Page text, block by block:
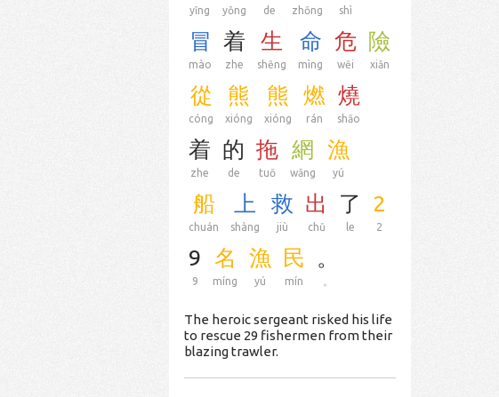
yīng yǒng de zhōng shì
冒
mào
着
zhe
生
shēng
命
mìng
危
wēi
險
xiǎn
從
cóng
熊
xióng
熊
xióng
燃
rán
燒
shāo
着
zhe
的
de
拖
tuō
網
wǎng
漁
yú
船
chuán
上
shàng
救
jiù
出
chū
了
le
2
2
9
9
名
míng
漁
yú
民
mín
。
The heroic sergeant risked his life
to rescue 29 fishermen from their
blazing trawler.